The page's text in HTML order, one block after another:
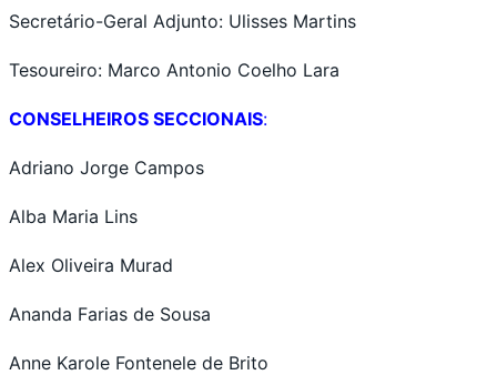
Secretário-Geral Adjunto: Ulisses Martins
Tesoureiro: Marco Antonio Coelho Lara
CONSELHEIROS SECCIONAIS:
Adriano Jorge Campos
Alba Maria Lins
Alex Oliveira Murad
Ananda Farias de Sousa
Anne Karole Fontenele de Brito